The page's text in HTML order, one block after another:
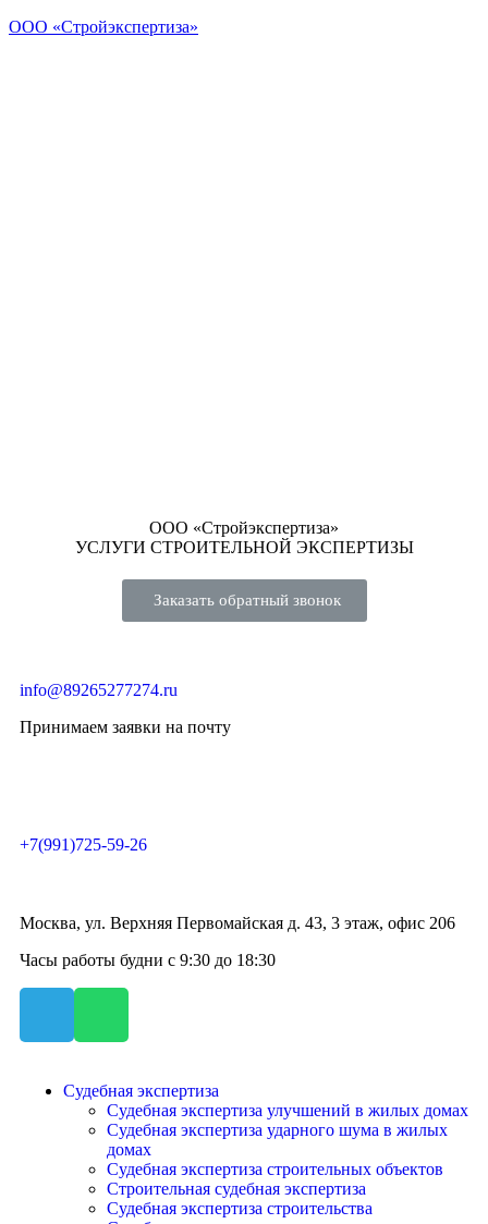
ООО «Стройэкспертиза»
ООО «Стройэкспертиза»
УСЛУГИ СТРОИТЕЛЬНОЙ ЭКСПЕРТИЗЫ
Заказать обратный звонок
info@89265277274.ru
Принимаем заявки на почту
+7(991)725-59-26
Москва, ул. Верхняя Первомайская д. 43, 3 этаж, офис 206
Часы работы будни с 9:30 до 18:30
Судебная экспертиза
Судебная экспертиза улучшений в жилых домах
Судебная экспертиза ударного шума в жилых
домах
Судебная экспертиза строительных объектов
Строительная судебная экспертиза
Судебная экспертиза строительства